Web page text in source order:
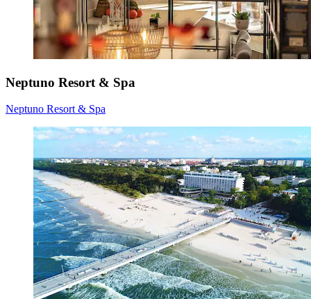
Neptuno Resort & Spa
Neptuno Resort & Spa